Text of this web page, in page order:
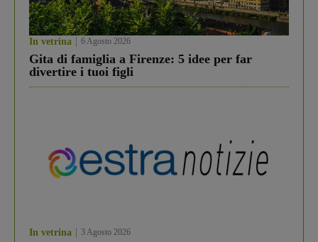
In vetrina 6 Agosto 2026
Gita di famiglia a Firenze: 5 idee per far
divertire i tuoi figli
In vetrina 3 Agosto 2026